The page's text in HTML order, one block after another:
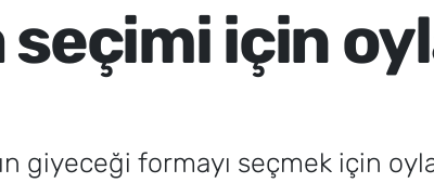
için
giyeceği formayı seçmek için